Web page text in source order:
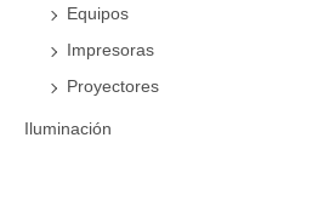
Equipos
Impresoras
Proyectores
Iluminación